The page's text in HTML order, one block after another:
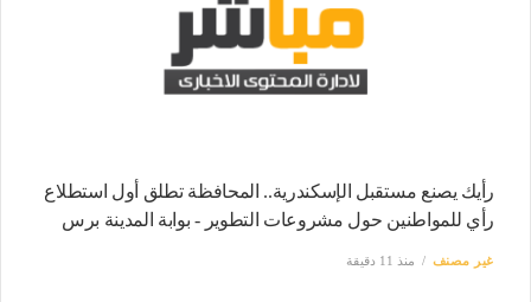
رأيك يصنع مستقبل الإسكندرية.. المحافظة تطلق أول استطلاع
رأي للمواطنين حول مشروعات التطوير - بوابة المدينة برس
غير مصنف منذ 11 دقيقة